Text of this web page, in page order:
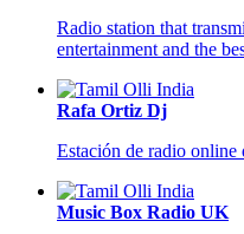
Radio station that
entertainment and the
Rafa Ortiz Dj
Estación de radio online
Music Box Radio UK